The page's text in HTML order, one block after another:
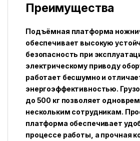
Преимущества
Подъёмная платформа
обеспечивает высокую
безопасность при
электрическому приводу
работает бесшумно и
энергоэффективностью.
до 500 кг позволяет
нескольким сотрудникам.
платформа обеспечивает
процессе работы, а прочная